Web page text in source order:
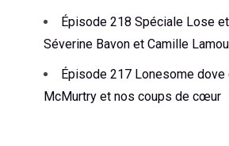
Épisode 218 Spéciale Lose
Séverine Bavon et Camille
Épisode 217 Lonesome dove
McMurtry et nos coups de cœur